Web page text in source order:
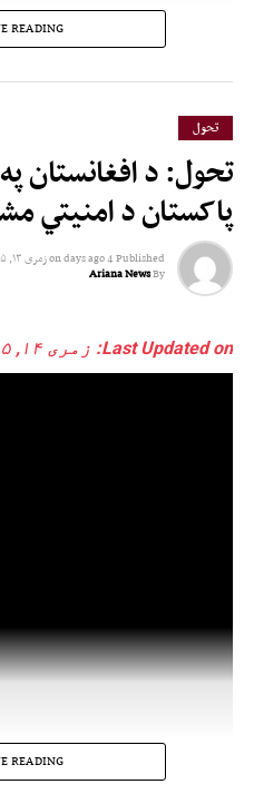
READING
تحول
تحول: د افغانستان
پاکستان د امنیتي
Published
4 days ago
onزمری ۱۳, ۱۴۰۵
By
Ariana News
Last Updated on: زمری ۱۴, ۱۴۰۵
READING